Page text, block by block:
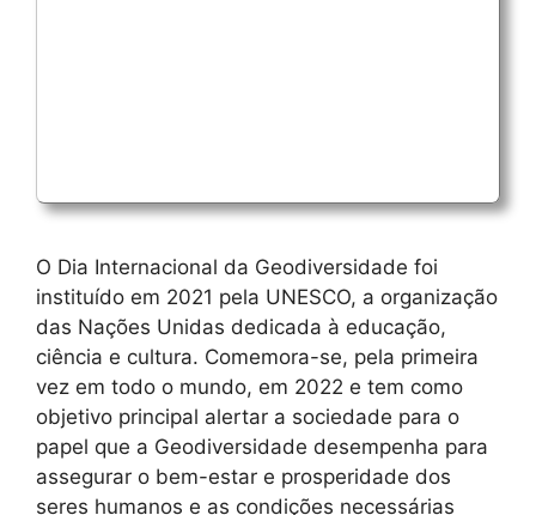
O Dia Internacional da Geodiversidade foi
instituído em 2021 pela UNESCO, a organização
das Nações Unidas dedicada à educação,
ciência e cultura. Comemora-se, pela primeira
vez em todo o mundo, em 2022 e tem como
objetivo principal alertar a sociedade para o
papel que a Geodiversidade desempenha para
assegurar o bem-estar e prosperidade dos
seres humanos e as condições necessárias